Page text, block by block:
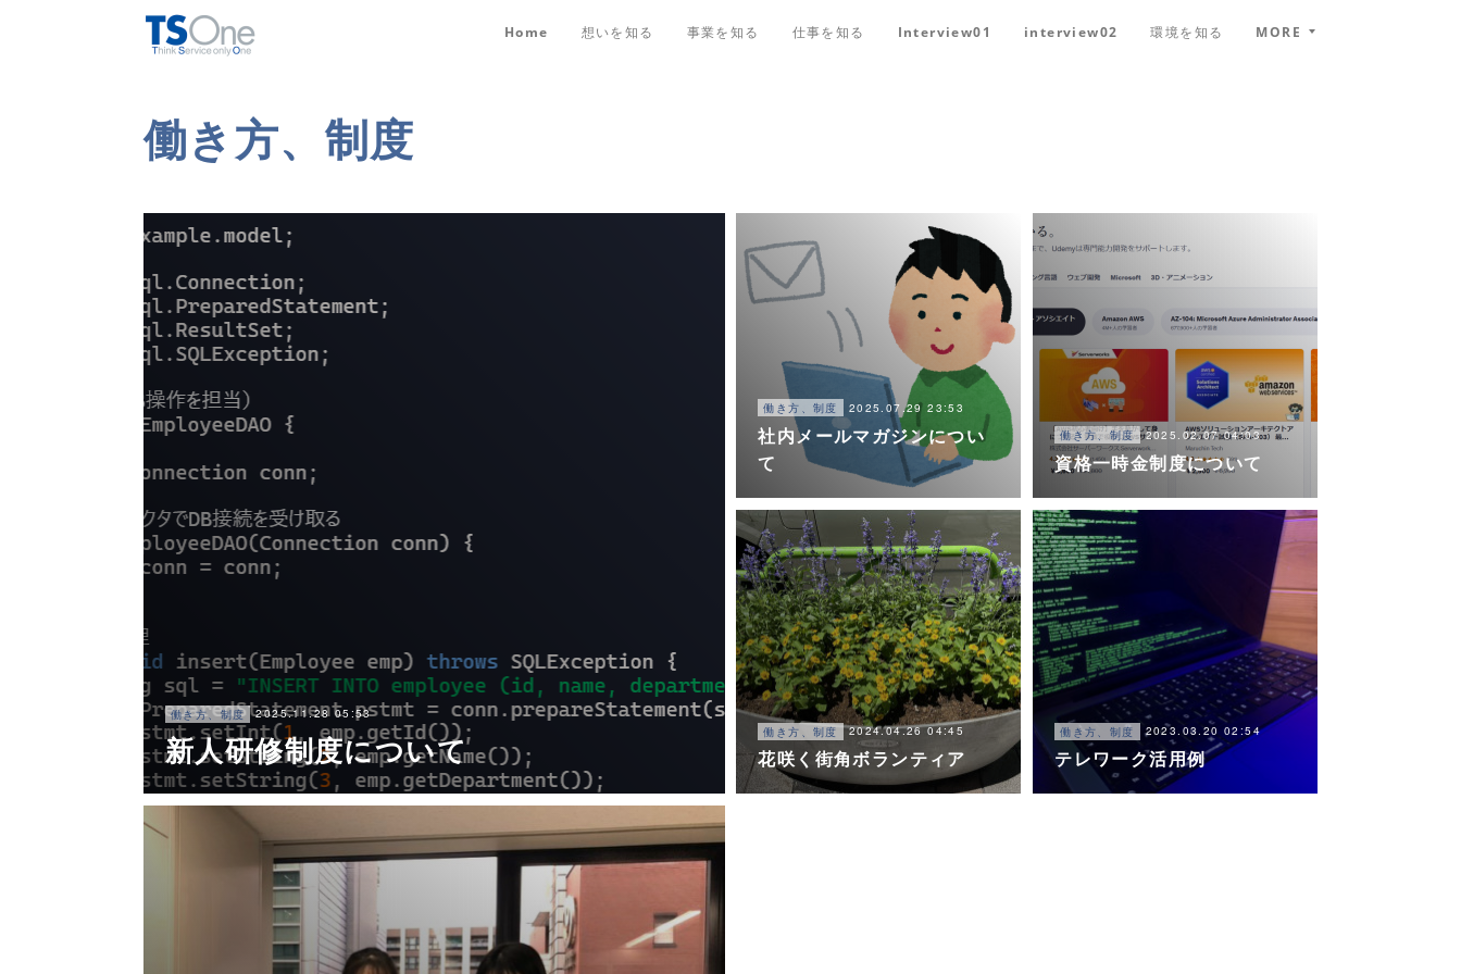
Home 想いを知る 事業を知る 仕事を知る Interview01 interview02 環境を知る MORE
働き方、制度
働き方、制度 2025.11.28 05:53
新人研修制度について
働き方、制度 2025.07.29 23:53
社内メールマガジンについ
て
働き方、制度 2025.02.07 04:03
資格一時金制度について
働き方、制度 2024.04.26 04:45
花咲く街角ボランティア
働き方、制度 2023.03.20 02:54
テレワーク活用例